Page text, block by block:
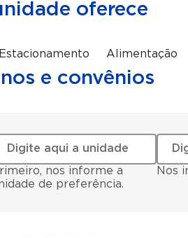
oferece
Estacionamento Alimentação
e convênios
nos informe a
de preferência.
Nos